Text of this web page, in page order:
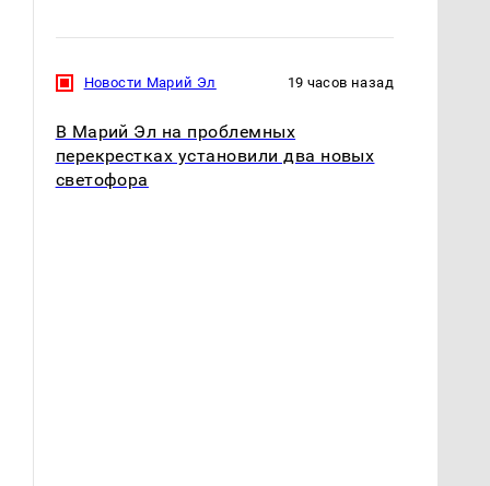
Новости Марий Эл 19 часов назад
В Марий Эл на проблемных
перекрестках установили два новых
светофора